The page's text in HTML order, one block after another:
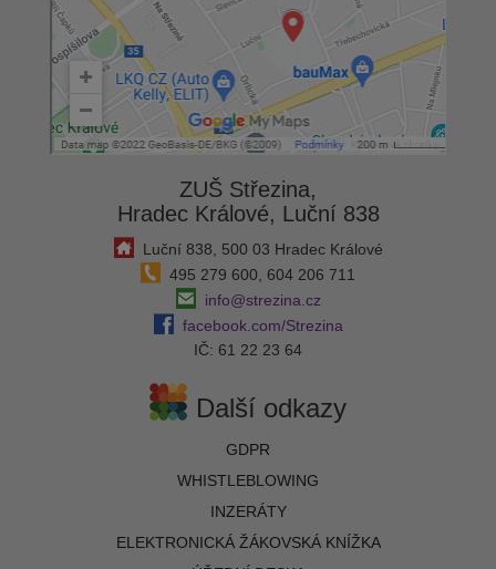
ZUŠ Střezina,
Hradec Králové, Luční 838
Luční 838, 500 03 Hradec Králové
495 279 600, 604 206 711
info@strezina.cz
facebook.com/Strezina
IČ: 61 22 23 64
Další odkazy
GDPR
WHISTLEBLOWING
INZERÁTY
ELEKTRONICKÁ ŽÁKOVSKÁ KNÍŽKA